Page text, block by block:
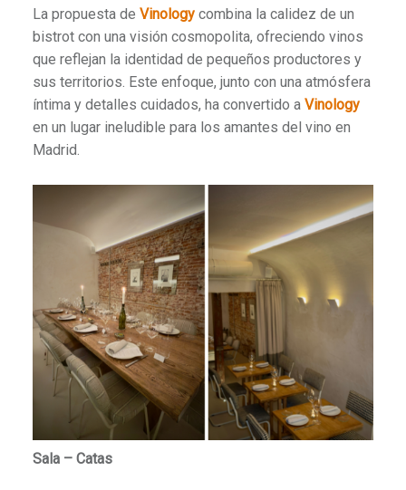
La propuesta de Vinologycombina la calidez de un
bistrot con una visión cosmopolita, ofreciendo vinos
que reflejan la identidad de pequeños productores y
sus territorios. Este enfoque, junto con una atmósfera
íntima y detalles cuidados, ha convertido a Vinology
en un lugar ineludible para los amantes del vino en
Madrid.
Sala – Catas